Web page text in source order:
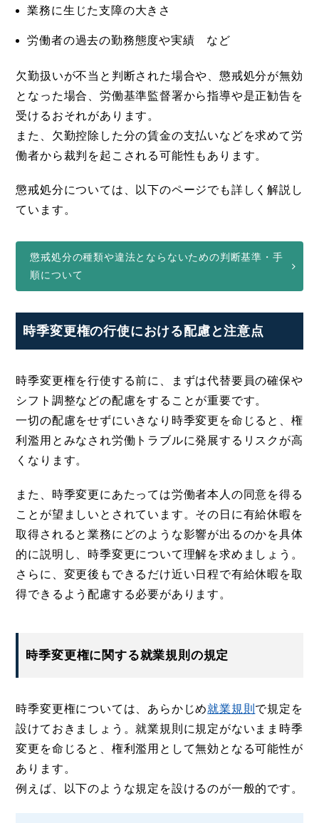
業務に生じた支障の大きさ
労働者の過去の勤務態度や実績 など
欠勤扱いが不当と判断された場合や、懲戒処分が無効
となった場合、労働基準監督署から指導や是正勧告を
受けるおそれがあります。
また、欠勤控除した分の賃金の支払いなどを求めて労
働者から裁判を起こされる可能性もあります。
懲戒処分については、以下のページでも詳しく解説し
ています。
懲戒処分の種類や違法とならないための判断基準・手
順について
時季変更権の行使における配慮と注意点
時季変更権を行使する前に、まずは代替要員の確保や
シフト調整などの配慮をすることが重要です。
一切の配慮をせずにいきなり時季変更を命じると、権
利濫用とみなされ労働トラブルに発展するリスクが高
くなります。
また、時季変更にあたっては労働者本人の同意を得る
ことが望ましいとされています。その日に有給休暇を
取得されると業務にどのような影響が出るのかを具体
的に説明し、時季変更について理解を求めましょう。
さらに、変更後もできるだけ近い日程で有給休暇を取
得できるよう配慮する必要があります。
時季変更権に関する就業規則の規定
時季変更権については、あらかじめ就業規則 で規定を
設けておきましょう。就業規則に規定がないまま時季
変更を命じると、権利濫用として無効となる可能性が
あります。
例えば、以下のような規定を設けるのが一般的です。